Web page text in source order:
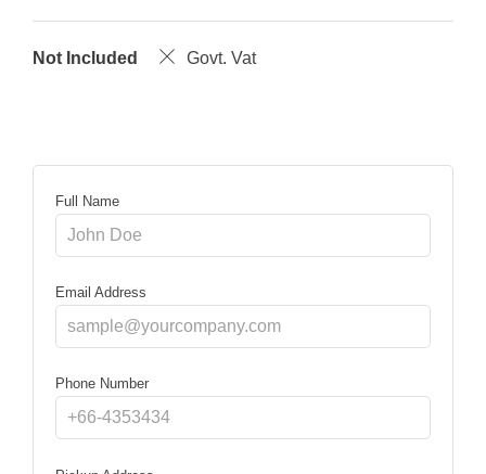
Not Included Govt. Vat
Full Name
Email Address
Phone Number